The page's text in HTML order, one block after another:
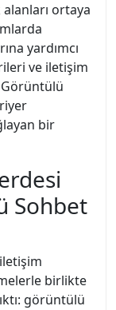
ortaya
yardımcı
ve iletişim
Görüntülü
bir
Sohbet
birlikte
görüntülü